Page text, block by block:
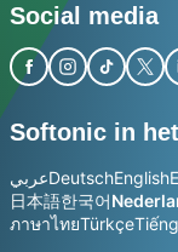
Social media
Softonic in
عربيDeutschEnglish
日本語한국어
ภาษาไทยTürkçe